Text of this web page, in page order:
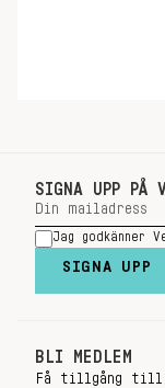
SIGNA UPP PÅ
Jag godkänner
SIGNA UPP
BLI MEDLEM
Få tillgång till